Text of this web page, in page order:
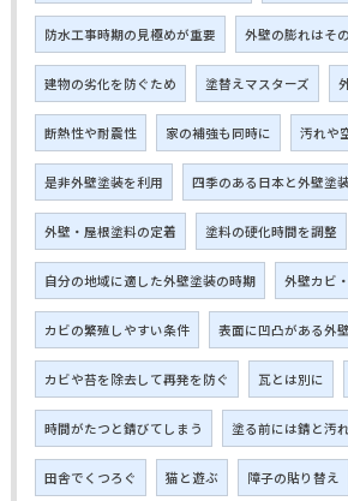
防水工事時期の見極めが重要 外壁の膨れはそ
建物の劣化を防ぐため 塗替えマスターズ
断熱性や耐震性 家の補強も同時に 汚れや
是非外壁塗装を利用 四季のある日本と外壁塗
外壁・屋根塗料の定着 塗料の硬化時間を調整
自分の地域に適した外壁塗装の時期 外壁カビ
カビの繁殖しやすい条件 表面に凹凸がある外壁
カビや苔を除去して再発を防ぐ 瓦とは別に
時間がたつと錆びてしまう 塗る前には錆と汚
田舎でくつろぐ 猫と遊ぶ 障子の貼り替え